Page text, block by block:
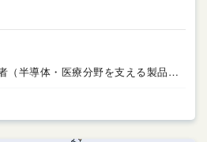
溶接技術者（半導体・医療分野を支える製品の製造）